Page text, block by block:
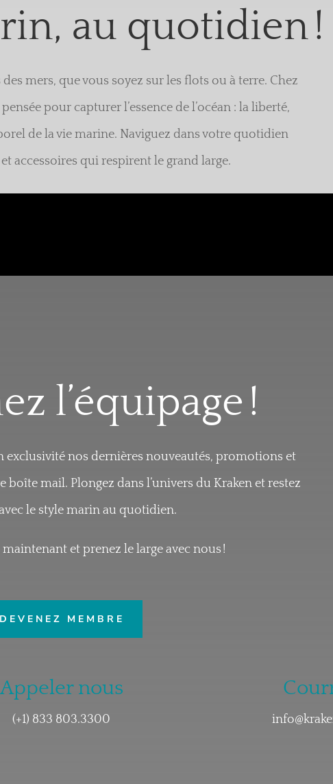
au quotidien !
mers, que vous soyez sur les flots ou à terre. Chez
pour capturer l’essence de l’océan : la liberté,
de la vie marine. Naviguez dans votre quotidien
accessoires qui respirent le grand large.
l’équipage !
exclusivité nos dernières nouveautés, promotions et
mail. Plongez dans l’univers du Kraken et restez
le style marin au quotidien.
et prenez le large avec nous !
DEVENEZ MEMBRE
Appeler nous
(+1) 833 803.3300